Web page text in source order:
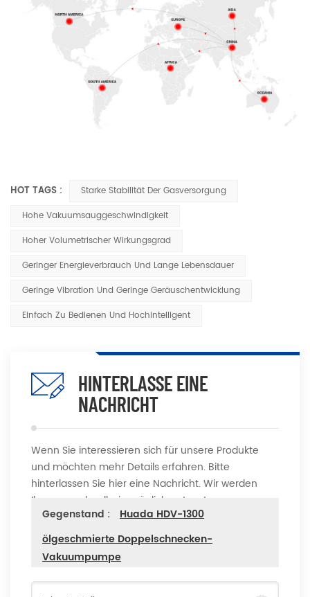
HOT TAGS :
Starke Stabilität Der Gasversorgung
Hohe Vakuumsauggeschwindigkeit
Hoher Volumetrischer Wirkungsgrad
Geringer Energieverbrauch Und Lange Lebensdauer
Geringe Vibration Und Geringe Geräuschentwicklung
Einfach Zu Bedienen Und Hochintelligent
HINTERLASSE EINE
NACHRICHT
Wenn Sie interessieren sich für unsere Produkte
und möchten mehr Details erfahren. Bitte
hinterlassen Sie hier eine Nachricht. Wir werden
Ihnen so schnell wie möglich antworten
Gegenstand :
Huada HDV-1300
ölgeschmierte Doppelschnecken-
Vakuumpumpe